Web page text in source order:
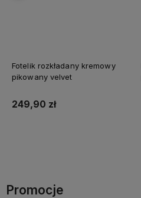
Fotelik rozkładany kremowy
pikowany velvet
249,90 zł
Promocje